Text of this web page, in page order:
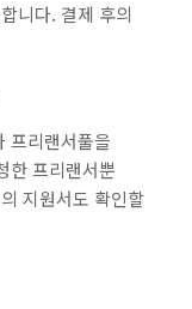
니다. 결제 후의
프리랜서풀을
한 프리랜서뿐
지원서도 확인할